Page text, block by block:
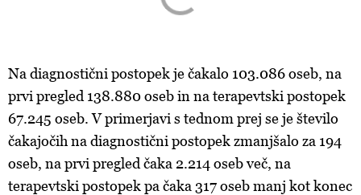
Na diagnostični postopek je čakalo 103.086 oseb, na
prvi pregled 138.880 oseb in na terapevtski postopek
67.245 oseb. V primerjavi s tednom prej se je število
čakajočih na diagnostični postopek zmanjšalo za 194
oseb, na prvi pregled čaka 2.214 oseb več, na
terapevtski postopek pa čaka 317 oseb manj kot konec